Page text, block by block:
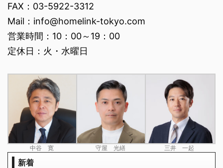
FAX：03-5922-3312
Mail：info@homelink-tokyo.com
営業時間：10：00～19：00
定休日：火・水曜日
中谷 寛 守屋 光繕 三井 一起
新着